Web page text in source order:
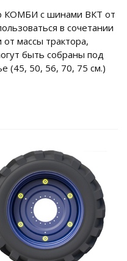
КОМБИ с шинами ВКТ от
в сочетании
массы трактора,
быть собраны под
(45, 50, 56, 70, 75 см.)